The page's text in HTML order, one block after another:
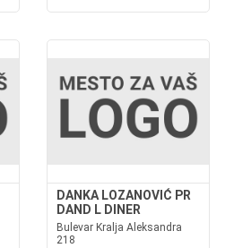
DANKA LOZANOVIĆ PR
DAND L DINER
Bulevar Kralja Aleksandra
218